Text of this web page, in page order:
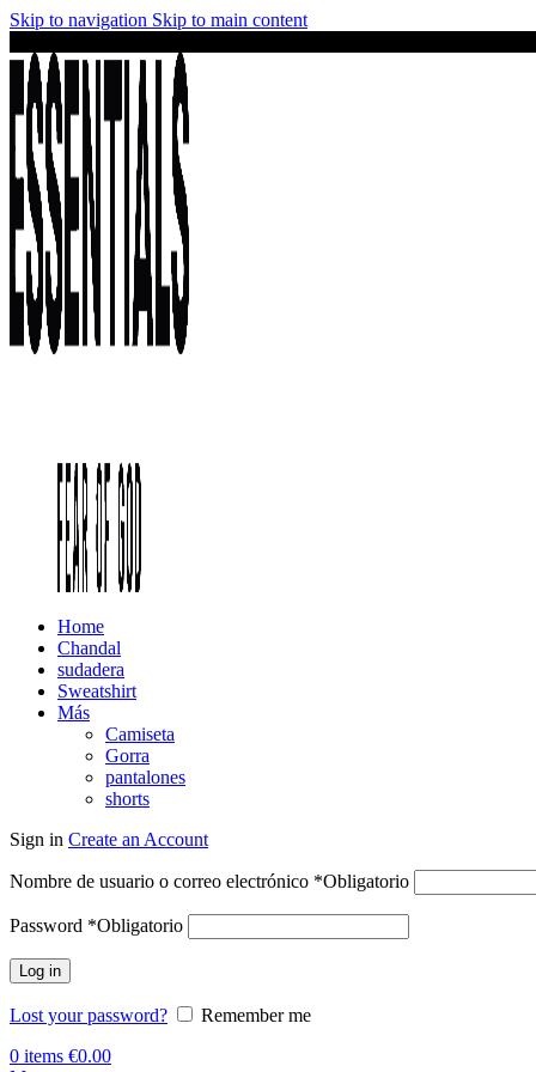
Skip to navigation Skip to main content
Home
Chandal
sudadera
Sweatshirt
Más
Camiseta
Gorra
pantalones
shorts
Sign in Create an Account
Nombre de usuario o correo electrónico *Obligatorio
Password *Obligatorio
Log in
Lost your password?
Remember me
0 items €0.00